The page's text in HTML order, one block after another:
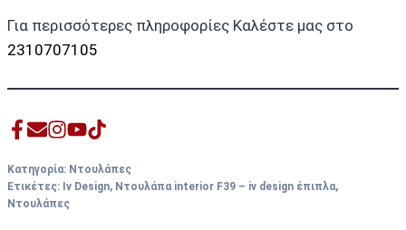
Για περισσότερες πληροφορίες Καλέστε μας στο
2310707105
Κατηγορία: Ντουλάπες
Ετικέτες: Iv Design, Ντουλάπα interior F39 – iv design έπιπλα,
Ντουλάπες